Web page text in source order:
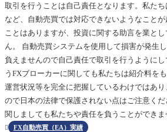
取引を行うことは自己責任となります。私た
など、自動売買では対応できないようなこと
ことはありますが、投資に関する助言を業と
ん。 自動売買システムを使用して損害が発生
負えませんので自己責任で取引を行うように
うFXブローカーに関しても私たちは紹介料を
運営状況等を完全に把握しているわけではあ
ので日本の法律で保護されない点はご注意く
関しましても私たちや責任を負うことができま
 FX自動売買（EA）実績